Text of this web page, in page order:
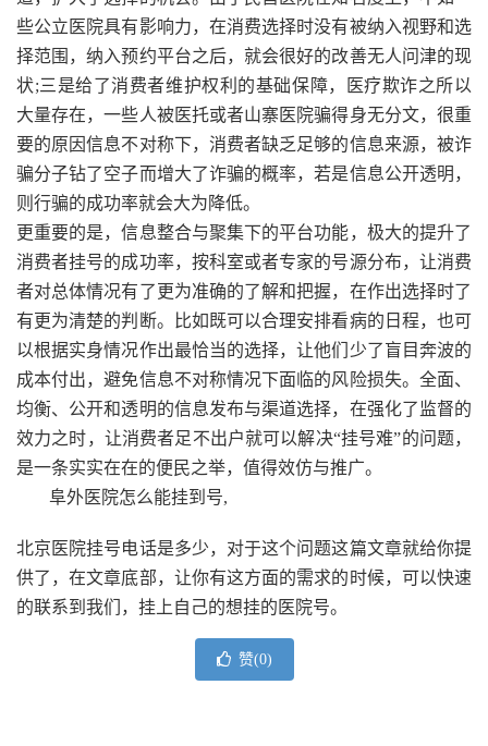
些公立医院具有影响力，在消费选择时没有被纳入视野和选
择范围，纳入预约平台之后，就会很好的改善无人问津的现
状;三是给了消费者维护权利的基础保障，医疗欺诈之所以
大量存在，一些人被医托或者山寨医院骗得身无分文，很重
要的原因信息不对称下，消费者缺乏足够的信息来源，被诈
骗分子钻了空子而增大了诈骗的概率，若是信息公开透明，
则行骗的成功率就会大为降低。
更重要的是，信息整合与聚集下的平台功能，极大的提升了
消费者挂号的成功率，按科室或者专家的号源分布，让消费
者对总体情况有了更为准确的了解和把握，在作出选择时了
有更为清楚的判断。比如既可以合理安排看病的日程，也可
以根据实身情况作出最恰当的选择，让他们少了盲目奔波的
成本付出，避免信息不对称情况下面临的风险损失。全面、
均衡、公开和透明的信息发布与渠道选择，在强化了监督的
效力之时，让消费者足不出户就可以解决“挂号难”的问题，
是一条实实在在的便民之举，值得效仿与推广。
阜外医院怎么能挂到号,
北京医院挂号电话是多少，对于这个问题这篇文章就给你提
供了，在文章底部，让你有这方面的需求的时候，可以快速
的联系到我们，挂上自己的想挂的医院号。
赞(0)